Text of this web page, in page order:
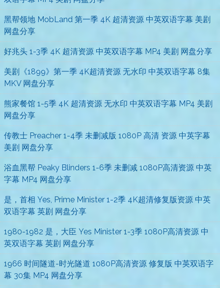
黑帮领地 MobLand 第一季 4K 超清资源 中英双语字幕 美剧
网盘分享
好兆头 1-3季 4K 超清资源 中英双语字幕 MP4 美剧 网盘分享
美剧《1899》第一季 4K超清资源 无水印 中英双语字幕 8集
MKV 网盘分享
熊家餐馆 1-5季 4K 超清资源 无水印 中英双语字幕 MP4 美剧
网盘分享
传教士 Preacher 1-4季 未删减版 1080P 高清 资源 中英字幕
美剧 网盘分享
浴血黑帮 Peaky Blinders 1-6季 未删减 1080P高清资源 中英
字幕 MP4 网盘分享
是，首相 Yes, Prime Minister 1-2季 4K超清修复版资源 中英
双语字幕 英剧 网盘分享
1980-1982 是，大臣 Yes Minister 1-3季 1080P高清资源 中
英双语字幕 英剧 网盘分享
1966 时间隧道-时光隧道 1080P高清资源 修复版 中英双语字
幕 30集 MP4 网盘分享